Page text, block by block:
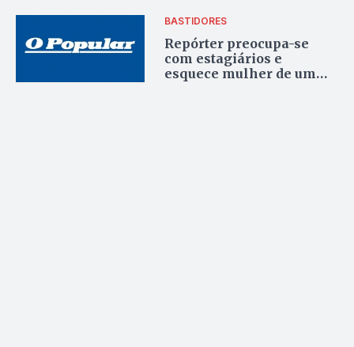
BASTIDORES
Repórter preocupa-se
com estagiários e
esquece mulher de um